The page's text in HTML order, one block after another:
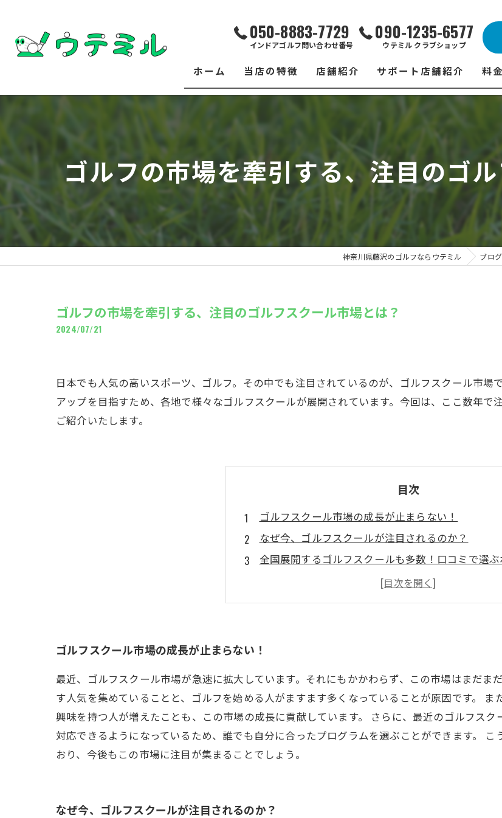
050-8883-7729
インドアゴルフ問い合わせ番号
090-1235-6577
ウテミル クラブショップ
ホーム 当店の特徴
練習場
フィッティング
店舗紹介
ウテミル 浦安駅前店
市原インドアゴルフ
ウテミルスクール高崎店
サポート店舗紹介
シミュレーションゴルフ Caddy
スズヨンゴルフクラブ(SUZU4-
料
市
ウ
サ
ゴルフの市場を牽引する、注目のゴ
神奈川県藤沢のゴルフならウテミル ブログ
ゴルフの市場を牽引する、注目のゴルフスクール市場とは？
2024/07/21
日本でも人気の高いスポーツ、ゴルフ。その中でも注目されているのが、ゴルフスクール市
アップを目指すため、各地で様々なゴルフスクールが展開されています。今回は、ここ数年で
ご紹介いたします。
目次
ゴルフスクール市場の成長が止まらない！
なぜ今、ゴルフスクールが注目されるのか？
全国展開するゴルフスクールも多数！口コミで選ぶ
スポーツジムと統合したゴルフスクールも登場！
プロゴルファーが講師となる、高級ゴルフスクー
ゴルフスクール市場の成長が止まらない！
最近、ゴルフスクール市場が急速に拡大しています。それにもかかわらず、この市場はまだま
す人気を集めていることと、ゴルフを始める人がますます多くなっていることが原因です。
興味を持つ人が増えたことも、この市場の成長に貢献しています。 さらに、最近のゴルフス
対応できるようになっているため、誰でも自分に合ったプログラムを選ぶことができます。
おり、今後もこの市場に注目が集まることでしょう。
なぜ今、ゴルフスクールが注目されるのか？